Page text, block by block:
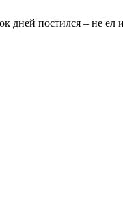
дней постился – не ел